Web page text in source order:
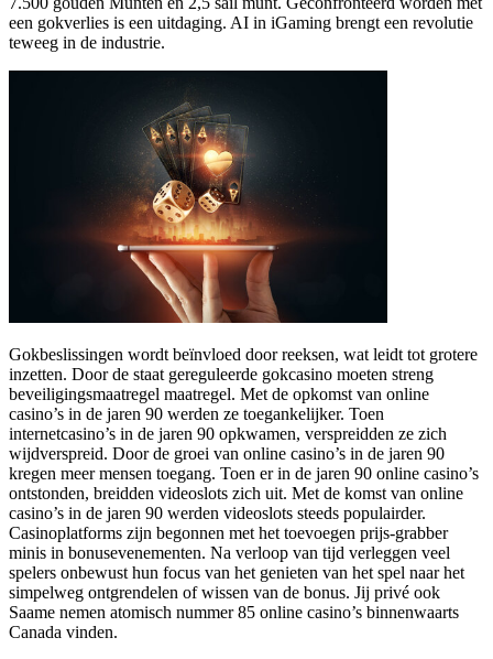
een gokverlies is een uitdaging. AI in iGaming brengt een revolutie
teweeg in de industrie.
Gokbeslissingen wordt beïnvloed door reeksen, wat leidt tot grotere
inzetten. Door de staat gereguleerde gokcasino moeten streng
beveiligingsmaatregel maatregel. Met de opkomst van online
casino’s in de jaren 90 werden ze toegankelijker. Toen
internetcasino’s in de jaren 90 opkwamen, verspreidden ze zich
wijdverspreid. Door de groei van online casino’s in de jaren 90
kregen meer mensen toegang. Toen er in de jaren 90 online casino’s
ontstonden, breidden videoslots zich uit. Met de komst van online
casino’s in de jaren 90 werden videoslots steeds populairder.
Casinoplatforms zijn begonnen met het toevoegen prijs-grabber
minis in bonusevenementen. Na verloop van tijd verleggen veel
spelers onbewust hun focus van het genieten van het spel naar het
simpelweg ontgrendelen of wissen van de bonus. Jij privé ook
Saame nemen atomisch nummer 85 online casino’s binnenwaarts
Canada vinden.